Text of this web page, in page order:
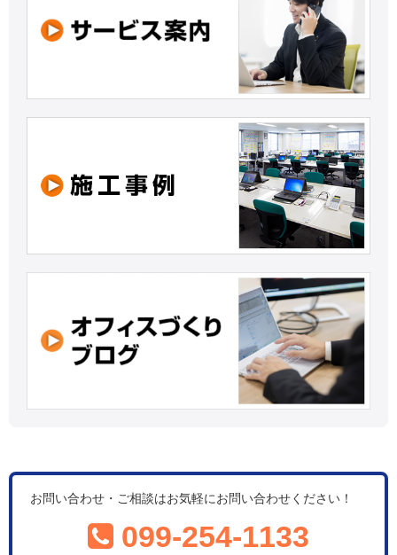
お問い合わせ・ご相談はお気軽にお問い合わせください！
099-254-1133